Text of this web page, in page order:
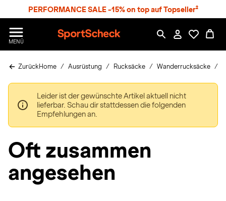
PERFORMANCE SALE -15% on top auf Topseller²
MENÜ
p
r
c
h
e
ZurückHome Ausrüstung Rucksäcke Wanderrucksäcke
Leider ist der gewünschte Artikel aktuell nicht
lieferbar. Schau dir stattdessen die folgenden
Empfehlungen an.
Oft zusammen
angesehen